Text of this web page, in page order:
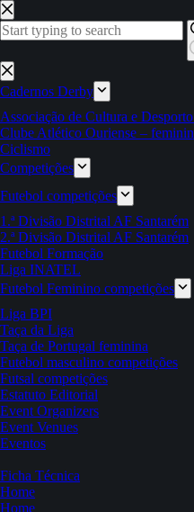
Pular
para
o
Sem
resultados
Cadernos Derby
Associação de Cultura e
Clube Atlético Ouriense –
Ciclismo
Competições
Futebol competições
1.ª Divisão Distrital AF Santarém
2.ª Divisão Distrital AF Santarém
Futebol Formação
Liga INATEL
Futebol Feminino competições
Liga BPI
Taça da Liga
Taça de Portugal feminina
Futebol masculino competições
Futsal competições
Estatuto Editorial
Event Organizers
Event Venues
Eventos
Ficha Técnica
Home
Home